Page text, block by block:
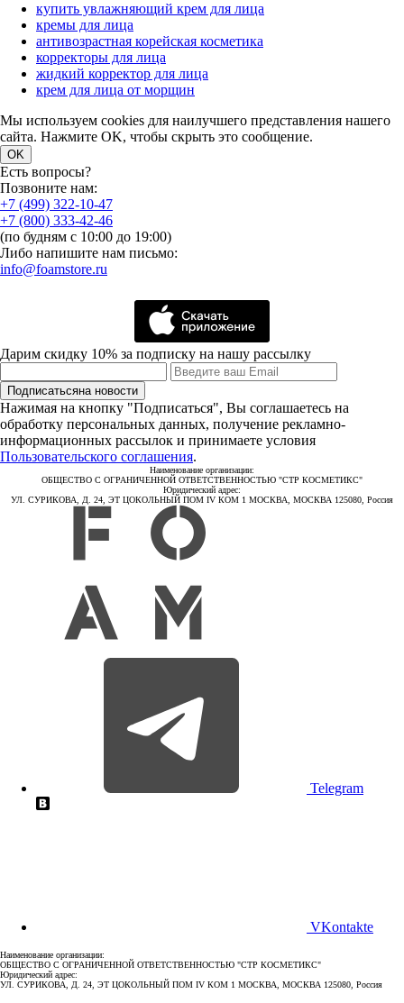
купить увлажняющий крем для лица
кремы для лица
антивозрастная корейская косметика
корректоры для лица
жидкий корректор для лица
крем для лица от морщин
Мы используем cookies для наилучшего представления нашего
сайта. Нажмите OK, чтобы скрыть это сообщение.
OK
Есть вопросы?
Позвоните нам:
+7 (499) 322-10-47
+7 (800) 333-42-46
(по будням с 10:00 до 19:00)
Либо напишите нам письмо:
info@foamstore.ru
Дарим скидку 10% за подписку на нашу рассылку
Подписатьсяна новости
Нажимая на кнопку "Подписаться", Вы соглашаетесь на
обработку персональных данных, получение рекламно-
информационных рассылок и принимаете условия
Пользовательского соглашения.
Наименование организации:
ОБЩЕСТВО С ОГРАНИЧЕННОЙ ОТВЕТСТВЕННОСТЬЮ "СТР КОСМЕТИКС"
Юридический адрес:
УЛ. СУРИКОВА, Д. 24, ЭТ ЦОКОЛЬНЫЙ ПОМ IV КОМ 1 МОСКВА, МОСКВА 125080, Россия
Telegram
VKontakte
Наименование организации:
ОБЩЕСТВО С ОГРАНИЧЕННОЙ ОТВЕТСТВЕННОСТЬЮ "СТР КОСМЕТИКС"
Юридический адрес:
УЛ. СУРИКОВА, Д. 24, ЭТ ЦОКОЛЬНЫЙ ПОМ IV КОМ 1 МОСКВА, МОСКВА 125080, Россия